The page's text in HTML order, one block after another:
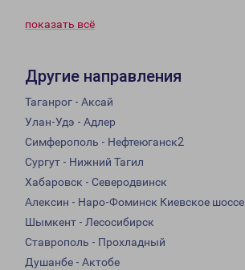
показать всё
Другие направления
Таганрог - Аксай
Улан-Удэ - Адлер
Симферополь - Нефтеюганск2
Сургут - Нижний Тагил
Хабаровск - Северодвинск
Алексин - Наро-Фоминск Киевское шоссе
Шымкент - Лесосибирск
Ставрополь - Прохладный
Душанбе - Актобе